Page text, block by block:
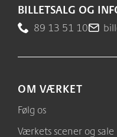
BILLETSALG OG
89 13 51 10
OM VÆRKET
Følg os
Værkets scener og sale